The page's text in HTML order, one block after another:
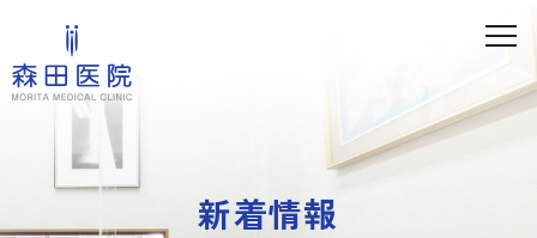
新着情報